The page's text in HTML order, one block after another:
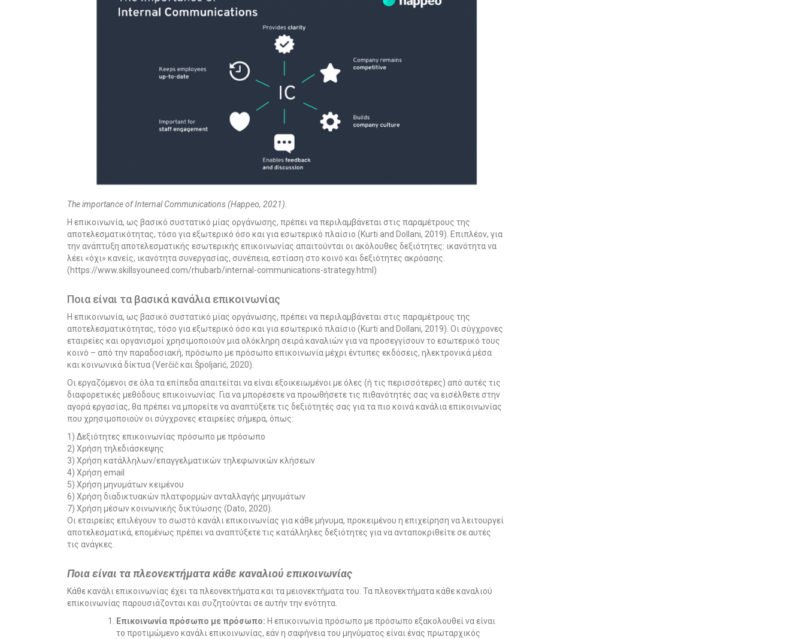
The importance of Internal Communications (Happeo, 2021).
Η επικοινωνία, ως βασικό συστατικό μίας οργάνωσης, πρέπει να περιλαμβάνεται στις παραμέτρους της
αποτελεσματικότητας, τόσο για εξωτερικό όσο και για εσωτερικό πλαίσιο (Kurti and Dollani, 2019). Επιπλέον, για
την ανάπτυξη αποτελεσματικής εσωτερικής επικοινωνίας απαιτούνται οι ακόλουθες δεξιότητες: ικανότητα να
λέει «όχι» κανείς, ικανότητα συνεργασίας, συνέπεια, εστίαση στο κοινό και δεξιότητες ακρόασης.
(https://www.skillsyouneed.com/rhubarb/internal-communications-strategy.html )
Ποια είναι τα βασικά κανάλια επικοινωνίας
Η επικοινωνία, ως βασικό συστατικό μίας οργάνωσης, πρέπει να περιλαμβάνεται στις παραμέτρους της
αποτελεσματικότητας, τόσο για εξωτερικό όσο και για εσωτερικό πλαίσιο (Kurti and Dollani, 2019). Οι σύγχρονες
εταιρείες και οργανισμοί χρησιμοποιούν μια ολόκληρη σειρά καναλιών για να προσεγγίσουν το εσωτερικό τους
κοινό – από την παραδοσιακή, πρόσωπο με πρόσωπο επικοινωνία μέχρι έντυπες εκδόσεις, ηλεκτρονικά μέσα
και κοινωνικά δίκτυα (Verčič και Špoljarić, 2020).
Οι εργαζόμενοι σε όλα τα επίπεδα απαιτείται να είναι εξοικειωμένοι με όλες (ή τις περισσότερες) από αυτές τις
διαφορετικές μεθόδους επικοινωνίας. Για να μπορέσετε να προωθήσετε τις πιθανότητές σας να εισέλθετε στην
αγορά εργασίας, θα πρέπει να μπορείτε να αναπτύξετε τις δεξιότητές σας για τα πιο κοινά κανάλια επικοινωνίας
που χρησιμοποιούν οι σύγχρονες εταιρείες σήμερα, όπως:
1) Δεξιότητες επικοινωνίας πρόσωπο με πρόσωπο
2) Χρήση τηλεδιάσκεψης
3) Χρήση κατάλληλων/επαγγελματικών τηλεφωνικών κλήσεων
4) Χρήση email
5) Χρήση μηνυμάτων κειμένου
6) Χρήση διαδικτυακών πλατφορμών ανταλλαγής μηνυμάτων
7) Χρήση μέσων κοινωνικής δικτύωσης (Dato, 2020).
Οι εταιρείες επιλέγουν το σωστό κανάλι επικοινωνίας για κάθε μήνυμα, προκειμένου η επιχείρηση να λειτουργεί
αποτελεσματικά, επομένως πρέπει να αναπτύξετε τις κατάλληλες δεξιότητες για να ανταποκριθείτε σε αυτές
τις ανάγκες.
Ποια είναι τα πλεονεκτήματα κάθε καναλιού επικοινωνίας
Κάθε κανάλι επικοινωνίας έχει τα πλεονεκτήματα και τα μειονεκτήματα του. Τα πλεονεκτήματα κάθε καναλιού
επικοινωνίας παρουσιάζονται και συζητούνται σε αυτήν την ενότητα.
Επικοινωνία πρόσωπο με πρόσωπο: Η επικοινωνία πρόσωπο με πρόσωπο εξακολουθεί να είναι
το προτιμώμενο κανάλι επικοινωνίας, εάν η σαφήνεια του μηνύματος είναι ένας πρωταρχικός